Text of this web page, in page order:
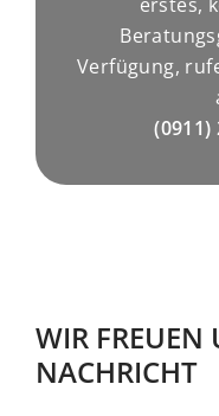
Verfügung,
(0911)
WIR FREUEN
NACHRICHT